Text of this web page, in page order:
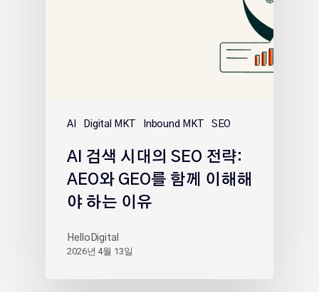
AI Digital MKT Inbound MKT SEO
AI 검색 시대의 SEO 전략:
AEO와 GEO를 함께 이해해
야 하는 이유
HelloDigital
2026년 4월 13일